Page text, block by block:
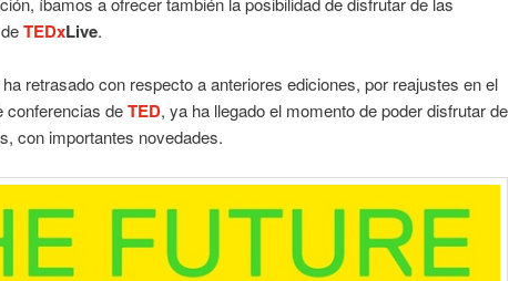
TEDxLive.
retrasado con respecto a anteriores ediciones, por reajustes en el
conferencias deTED, ya ha llegado el momento de poder disfrutar de
con importantes novedades.